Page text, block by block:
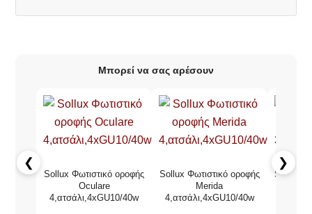
Μπορεί να σας αρέσουν
❮
Sollux Φωτιστικό οροφής
Oculare
4,ατσάλι,4xGU10/40w
Sollux Φωτιστικό οροφής
Merida
4,ατσάλι,4xGU10/40w
Sollux
❯